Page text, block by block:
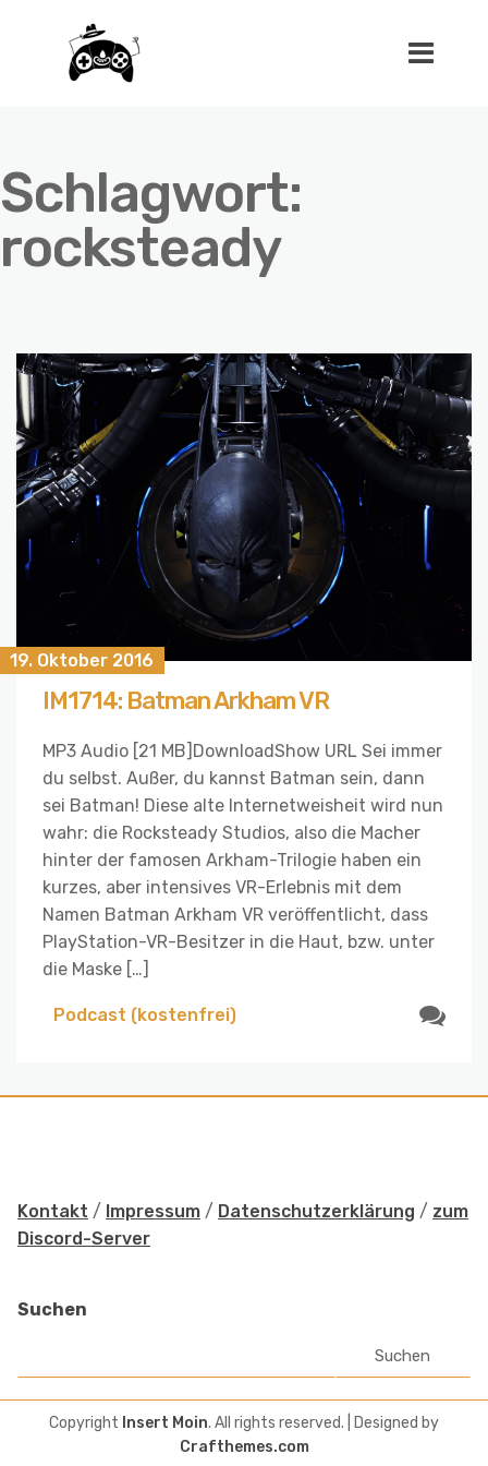
Schlagwort:
rocksteady
19. Oktober 2016
IM1714: Batman Arkham VR
MP3 Audio [21 MB]DownloadShow URL Sei immer
du selbst. Außer, du kannst Batman sein, dann
sei Batman! Diese alte Internetweisheit wird nun
wahr: die Rocksteady Studios, also die Macher
hinter der famosen Arkham-Trilogie haben ein
kurzes, aber intensives VR-Erlebnis mit dem
Namen Batman Arkham VR veröffentlicht, dass
PlayStation-VR-Besitzer in die Haut, bzw. unter
die Maske […]
Podcast (kostenfrei)
Kontakt / Impressum / Datenschutzerklärung / zum
Discord-Server
Suchen
Suchen
Copyright Insert Moin. All rights reserved.
| Designed by
Crafthemes.com